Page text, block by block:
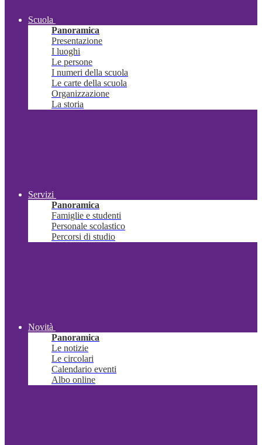
Scuola
Panoramica
Presentazione
I luoghi
Le persone
I numeri della scuola
Le carte della scuola
Organizzazione
La storia
Servizi
Panoramica
Famiglie e studenti
Personale scolastico
Percorsi di studio
Novità
Panoramica
Le notizie
Le circolari
Calendario eventi
Albo online